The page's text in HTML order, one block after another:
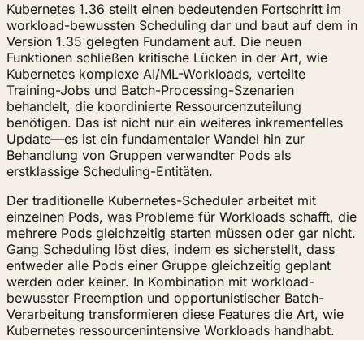
Kubernetes 1.36 stellt einen bedeutenden Fortschritt im
workload-bewussten Scheduling dar und baut auf dem in
Version 1.35 gelegten Fundament auf. Die neuen
Funktionen schließen kritische Lücken in der Art, wie
Kubernetes komplexe AI/ML-Workloads, verteilte
Training-Jobs und Batch-Processing-Szenarien
behandelt, die koordinierte Ressourcenzuteilung
benötigen. Das ist nicht nur ein weiteres inkrementelles
Update—es ist ein fundamentaler Wandel hin zur
Behandlung von Gruppen verwandter Pods als
erstklassige Scheduling-Entitäten.
Der traditionelle Kubernetes-Scheduler arbeitet mit
einzelnen Pods, was Probleme für Workloads schafft, die
mehrere Pods gleichzeitig starten müssen oder gar nicht.
Gang Scheduling löst dies, indem es sicherstellt, dass
entweder alle Pods einer Gruppe gleichzeitig geplant
werden oder keiner. In Kombination mit workload-
bewusster Preemption und opportunistischer Batch-
Verarbeitung transformieren diese Features die Art, wie
Kubernetes ressourcenintensive Workloads handhabt.